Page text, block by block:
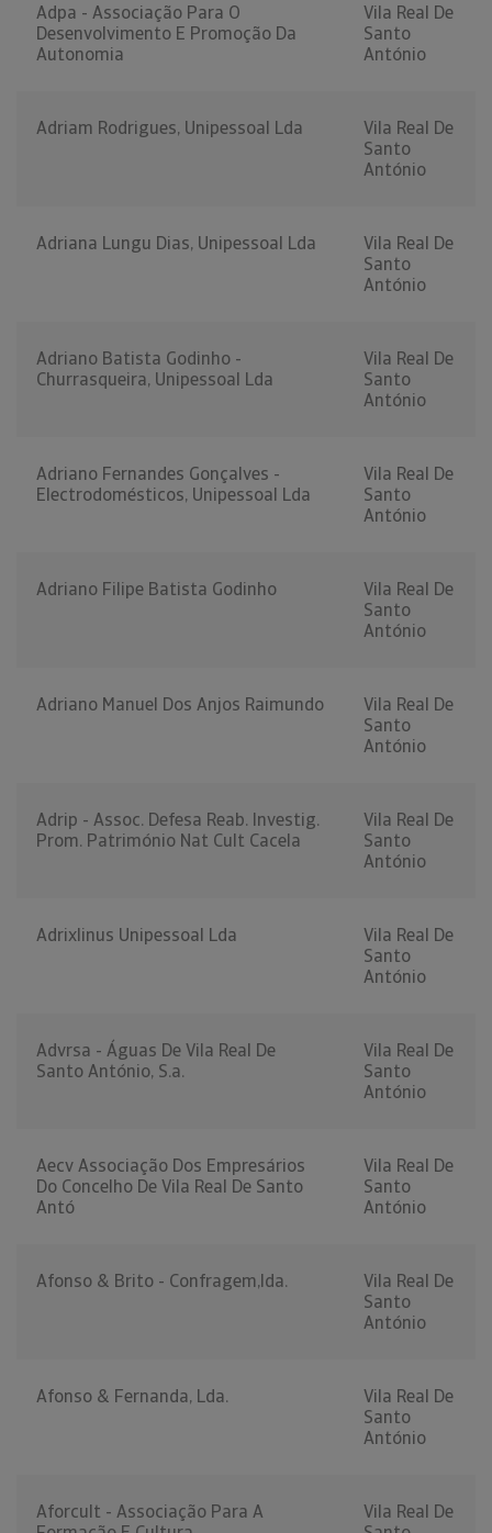
Adpa - Associação Para O
Desenvolvimento E Promoção Da
Autonomia
Vila Real De
Santo
António
Adriam Rodrigues, Unipessoal Lda
Vila Real De
Santo
António
Adriana Lungu Dias, Unipessoal Lda
Vila Real De
Santo
António
Adriano Batista Godinho -
Churrasqueira, Unipessoal Lda
Vila Real De
Santo
António
Adriano Fernandes Gonçalves -
Electrodomésticos, Unipessoal Lda
Vila Real De
Santo
António
Adriano Filipe Batista Godinho
Vila Real De
Santo
António
Adriano Manuel Dos Anjos Raimundo
Vila Real De
Santo
António
Adrip - Assoc. Defesa Reab. Investig.
Prom. Património Nat Cult Cacela
Vila Real De
Santo
António
Adrixlinus Unipessoal Lda
Vila Real De
Santo
António
Advrsa - Águas De Vila Real De
Santo António, S.a.
Vila Real De
Santo
António
Aecv Associação Dos Empresários
Do Concelho De Vila Real De Santo
Antó
Vila Real De
Santo
António
Afonso & Brito - Confragem,lda.
Vila Real De
Santo
António
Afonso & Fernanda, Lda.
Vila Real De
Santo
António
Aforcult - Associação Para A
Vila Real De